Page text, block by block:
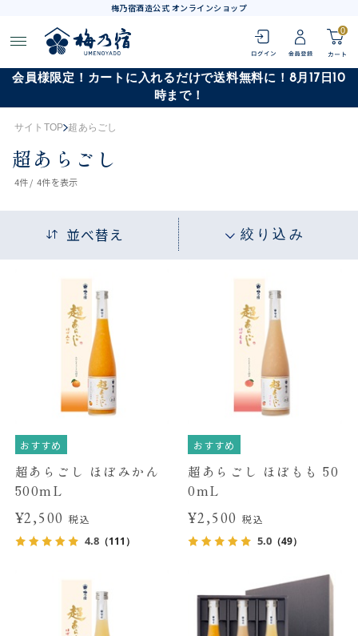
梅乃宿酒造公式 オンラインショップ
0
会員様限定！カートに入れるだけで送料無料に！8月17日10
時まで！
サイトTOP 超あらごし
超あらごし
4件 / 4件を表示
並べ替え 絞り込み
おすすめ
超あらごし ほぼみかん
500mL
¥2,500税込
4.8（111）
おすすめ
超あらごし ほぼもも 50
0mL
¥2,500 税込
5.0 （49）